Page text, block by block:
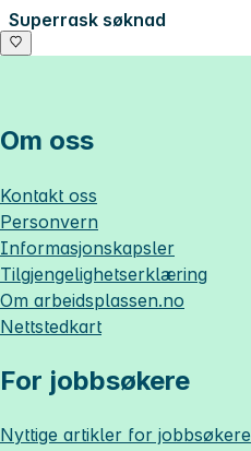
Superrask søknad
Om oss
Kontakt oss
Personvern
Informasjonskapsler
Tilgjengelighetserklæring
Om arbeidsplassen.no
Nettstedkart
For jobbsøkere
Nyttige artikler for jobbsøkere